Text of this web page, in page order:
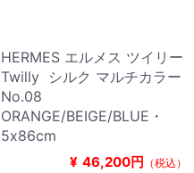
HERMES エルメス ツイリー
Twilly シルク マルチカラー
No.08
ORANGE/BEIGE/BLUE・
5x86cm
¥ 46,200円 （税込）